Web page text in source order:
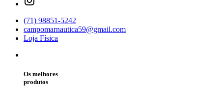
(71) 98851-5242
campomarnautica59@gmail.com
Loja Física
Os melhores
produtos